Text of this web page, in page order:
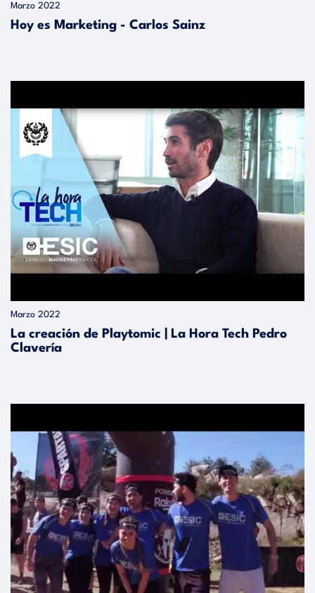
Marzo 2022
Hoy es Marketing - Carlos Sainz
Marzo 2022
La creación de Playtomic | La Hora Tech Pedro
Clavería